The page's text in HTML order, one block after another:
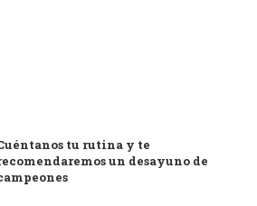
tu rutina y te
un desayuno de